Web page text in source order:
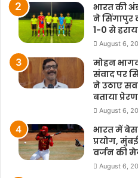
भारत की
ने सिंगापुर
1-0 से
August 6,
मोहन
संवाद पर
ने उठाए
बताया
August 6,
भारत में
प्रयोग,
वर्जन की
August 6,